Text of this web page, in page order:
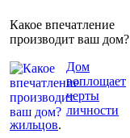
Какое впечатление
производит ваш дом?
Дом
воплощает
черты
личности
жильцов.